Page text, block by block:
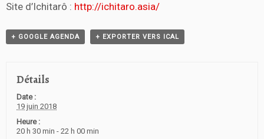
Site d’Ichitarô : http://ichitaro.asia/
+ GOOGLE AGENDA + EXPORTER VERS ICAL
Détails
Date :
19 juin 2018
Heure :
20 h 30 min - 22 h 00 min